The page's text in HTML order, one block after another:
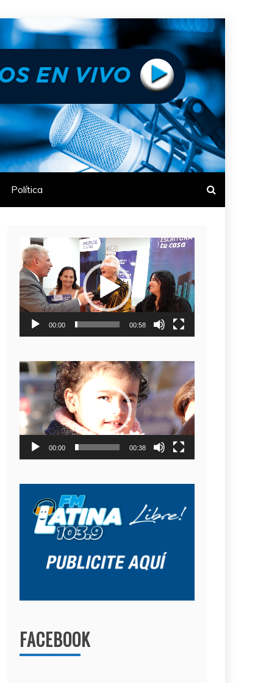
Política
Reproductor
de
video
00:00 00:58
Reproductor
de
video
00:00 00:38
FACEBOOK